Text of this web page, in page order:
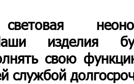
изделия
свою
службой